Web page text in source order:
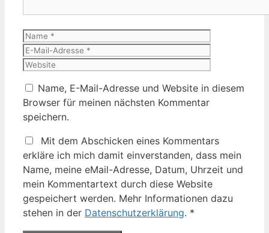
Name
Name, E-Mail-Adresse und Website in diesem
Browser für meinen nächsten Kommentar
speichern.
Mit dem Abschicken eines Kommentars
erkläre ich mich damit einverstanden, dass mein
Name, meine eMail-Adresse, Datum, Uhrzeit und
mein Kommentartext durch diese Website
gespeichert werden. Mehr Informationen dazu
stehen in der Datenschutzerklärung. *